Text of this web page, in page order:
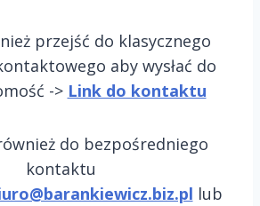
przejść do klasycznego
aby wysłać do
-> Link do kontaktu
do bezpośredniego
kontaktu
lub